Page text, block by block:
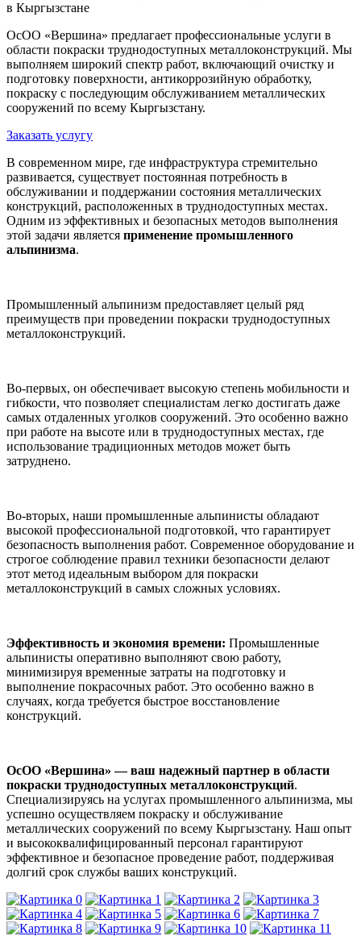
ОсОО «Вершина» предлагает профессиональные услуги в
области покраски труднодоступных металлоконструкций. Мы
выполняем широкий спектр работ, включающий очистку и
подготовку поверхности, антикоррозийную обработку,
покраску с последующим обслуживанием металлических
сооружений по всему Кыргызстану.
Заказать услугу
В современном мире, где инфраструктура стремительно
развивается, существует постоянная потребность в
обслуживании и поддержании состояния металлических
конструкций, расположенных в труднодоступных местах.
Одним из эффективных и безопасных методов выполнения
этой задачи является применение промышленного
альпинизма.
Промышленный альпинизм предоставляет целый ряд
преимуществ при проведении покраски труднодоступных
металлоконструкций.
Во-первых, он обеспечивает высокую степень мобильности и
гибкости, что позволяет специалистам легко достигать даже
самых отдаленных уголков сооружений. Это особенно важно
при работе на высоте или в труднодоступных местах, где
использование традиционных методов может быть
затруднено.
Во-вторых, наши промышленные альпинисты обладают
высокой профессиональной подготовкой, что гарантирует
безопасность выполнения работ. Современное оборудование и
строгое соблюдение правил техники безопасности делают
этот метод идеальным выбором для покраски
металлоконструкций в самых сложных условиях.
Эффективность и экономия времени: Промышленные
альпинисты оперативно выполняют свою работу,
минимизируя временные затраты на подготовку и
выполнение покрасочных работ. Это особенно важно в
случаях, когда требуется быстрое восстановление
конструкций.
ОсОО «Вершина» — ваш надежный партнер в области
покраски труднодоступных металлоконструкций.
Специализируясь на услугах промышленного альпинизма, мы
успешно осуществляем покраску и обслуживание
металлических сооружений по всему Кыргызстану. Наш опыт
и высококвалифицированный персонал гарантируют
эффективное и безопасное проведение работ, поддерживая
долгий срок службы ваших конструкций.